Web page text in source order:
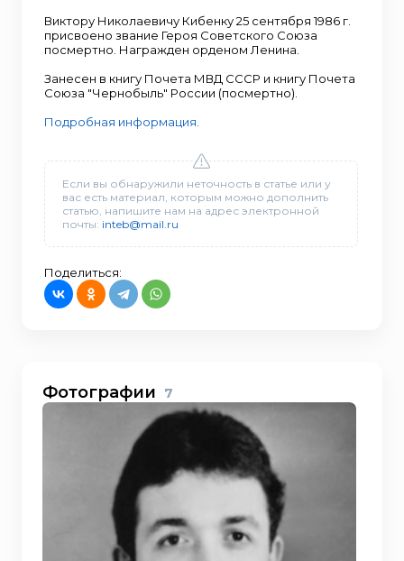
Виктору Николаевичу Кибенку 25 сентября 1986 г.
присвоено звание Героя Советского Союза
посмертно. Награжден орденом Ленина.
Занесен в книгу Почета МВД СССР и книгу Почета
Союза "Чернобыль" России (посмертно).
Подробная информация.
Если вы обнаружили неточность в статье или у
вас есть материал, которым можно дополнить
статью, напишите нам на адрес электронной
почты: inteb@mail.ru
Поделиться:
Фотографии 7